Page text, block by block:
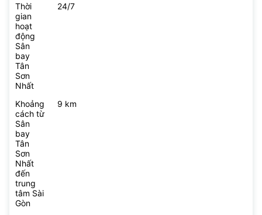
Thời
gian
hoạt
động
Sân
bay
Tân
Sơn
Nhất
24/7
Khoảng
cách từ
Sân
bay
Tân
Sơn
Nhất
đến
trung
tâm Sài
Gòn
9 km